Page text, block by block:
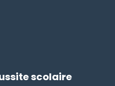
scolaire